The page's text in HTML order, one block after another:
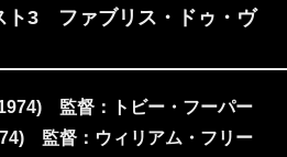
ト3 ファブリス・ドゥ・ヴ
監督：トビー・フーパー
監督：ウィリアム・フリー